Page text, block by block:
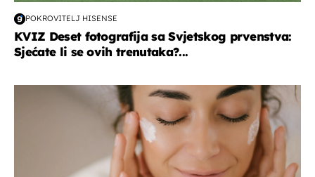
POKROVITELJ HISENSE
KVIZ Deset fotografija sa Svjetskog prvenstva:
Sjećate li se ovih trenutaka?...
moda & ljepota